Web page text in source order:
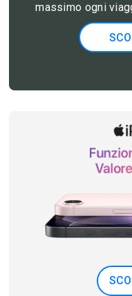
massimo ogni